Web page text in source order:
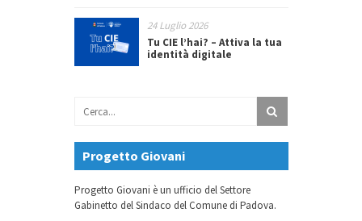
24 Luglio 2026
Tu CIE l’hai? – Attiva la tua
identità digitale
Progetto Giovani
Progetto Giovani è un ufficio del Settore
Gabinetto del Sindaco del Comune di Padova.